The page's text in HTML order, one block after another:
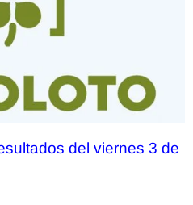
del viernes 3 de